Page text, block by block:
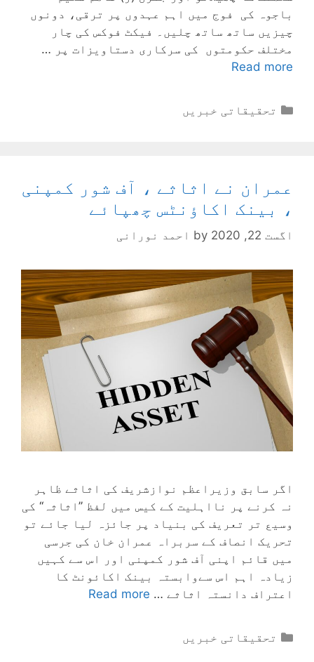
باجوہ کی فوج میں اہم عہدوں پر ترقی، دونوں
چیزیں ساتھ ساتھ چلیں۔ فیکٹ فوکس کی چار
مختلف حکومتوں کی سرکاری دستاویزات پر …
Read more
Categories
تحقیقاتی خبریں
عمران نے اثاثے ، آف شور کمپنی
، بینک اکاؤنٹس چھپائے
اگست 22, 2020 by احمد نورانی
اگر سابق وزیراعظم نوازشریف کی اثاثے ظاہر
نہ کرنے پر نااہلیت کے کیس میں لفظ ’’اثاثہ‘‘ کی
وسیع تر تعریف کی بنیاد پر جائزہ لیا جائے تو
تحریک انصاف کے سربراہ عمران خان کی جرسی
میں قائم اپنی آف شور کمپنی اور اس سے کہیں
زیادہ اہم اس سےوابستہ بینک اکائونٹ کا
اعتراف دانستہ اثاثے … Read more
Categories
تحقیقاتی خبریں